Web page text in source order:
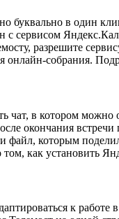
буквально в один
с сервисом
разрешите
собрания.
чат, в котором
окончания
которым
как установить
к